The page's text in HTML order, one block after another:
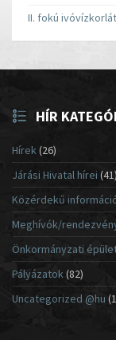
II. fokú
HÍR
Hírek(26)
Járási Hivatal hírei (41)
Közérdekű
Meghívók/
Önkormányzati
Pályázatok (82)
Uncategorized @hu